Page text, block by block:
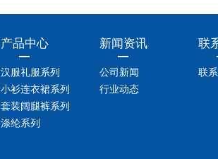
产品中心
汉服礼服系列
小衫连衣裙系列
套装阔腿裤系列
涤纶系列
新闻资讯
公司新闻
行业动态
联
联